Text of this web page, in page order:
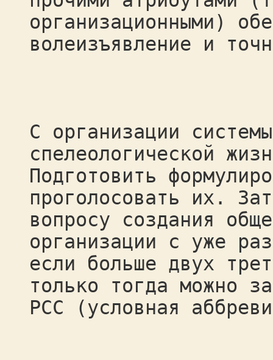
организационными)
волеизъявление и
С организации
спелеологической
Подготовить
проголосовать их.
вопросу создания
организации с уже
если больше двух
только тогда можно
РСС (условная